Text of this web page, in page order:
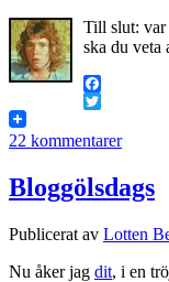
Till slut: var
ska du veta
Facebook
Twitter
22 kommentarer
Bloggölsdags
Publicerat av Lotten
Nu åker jag dit, i en